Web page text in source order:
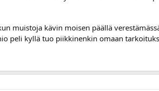
muistoja kävin moisen päällä
peli kyllä tuo piikkinenkin omaan